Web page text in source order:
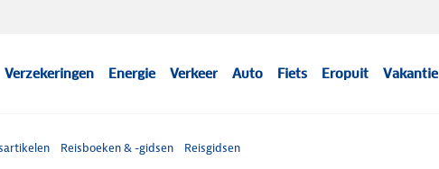
Verzekeringen Energie Verkeer Auto Fiets Eropuit Vakantie
Reisboeken & -gidsen Reisgidsen